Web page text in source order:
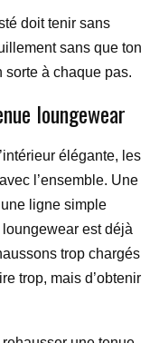
doit tenir sans
sans que ton
sorte à chaque pas.
loungewear
élégante, les
l’ensemble. Une
ligne simple
est déjà
trop chargés
trop, mais d’obtenir